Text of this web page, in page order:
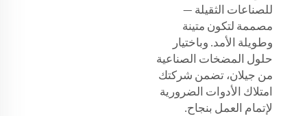
للصناعات الثقيلة —
مصممة لتكون متينة
وطويلة الأمد. وباختيار
حلول المضخات الصناعية
من جيلان، تضمن شركتك
امتلاك الأدوات الضرورية
لإتمام العمل بنجاح.